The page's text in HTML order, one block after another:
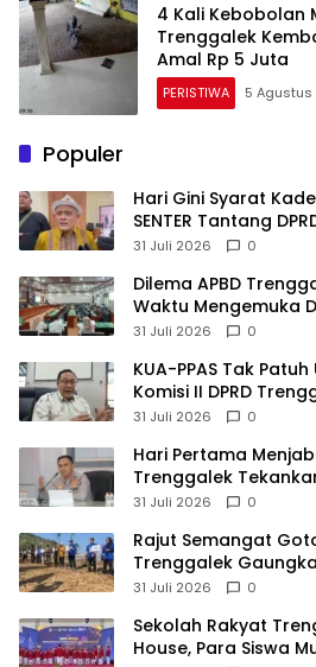
4 Kali Kebobolan
Trenggalek
Amal Rp 5 Juta
PERISTIWA 5
Populer
Hari Gini Syarat
SENTER Tantang
Gunakan Open Legal
31 Juli 2026 0
Dilema APBD
Waktu Mengemuka
Miliar
31 Juli 2026 0
KUA-PPAS Tak
Komisi II DPRD
Terancam Sanksi
31 Juli 2026 0
Hari Pertama
Trenggalek
Hindari Pelanggaran
31 Juli 2026 0
​Rajut Semangat
Trenggalek
di Pantai Konang
31 Juli 2026 0
Sekolah Rakyat
House, Para Siswa